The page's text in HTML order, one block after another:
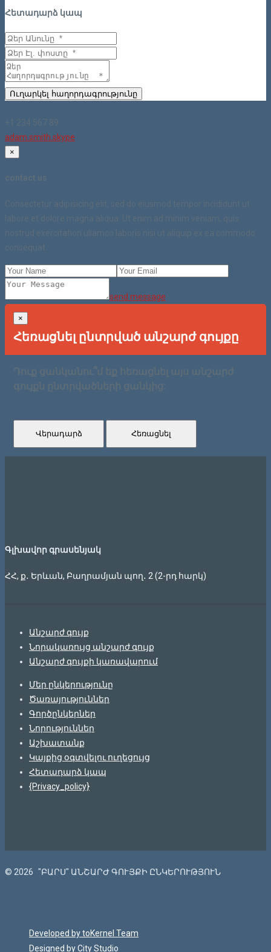
Հետադարձ կապ
Ուղարկել հաղորդագրությունը
+1 234 567 89
adam.smith.skype
×
contact us
Consectetur adipisicing elit, sed do eiusmod tempor incididunt ut
labore et dolore magna aliqua. Ut enim ad minim veniam, quis
nostrud exercitation ullamco laboris nisi ut aliquip ex ea commodo
consequat.
send message
×
Հեռացնել ընտրված անշարժ գույքը
Դուք ցանկանու՞մ եք հեռացնել այս անշարժ
գույքն ընտրվածների ցանկից:
Վերադարձ Հեռացնել
Գլխավոր գրասենյակ
ՀՀ, ք․ Երևան, Բաղրամյան պող․ 2 (2-րդ հարկ)
Անշարժ գույք
Նորակառույց անշարժ գույք
Անշարժ գույքի կառավարում
Մեր ընկերությունը
Ծառայություններ
Գործընկերներ
Նորություններ
Աշխատանք
Կայքից օգտվելու ուղեցույց
Հետադարձ կապ
{Privacy_policy}
© 2026 "ԲԱՐՍ" ԱՆՇԱՐԺ ԳՈՒՅՔԻ ԸՆԿԵՐՈՒԹՅՈՒՆ
Developed by toKernel Team
Designed by City Studio